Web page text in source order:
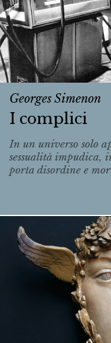
Georges Simenon
I complici
In un universo solo
sessualità impudica,
porta disordine e